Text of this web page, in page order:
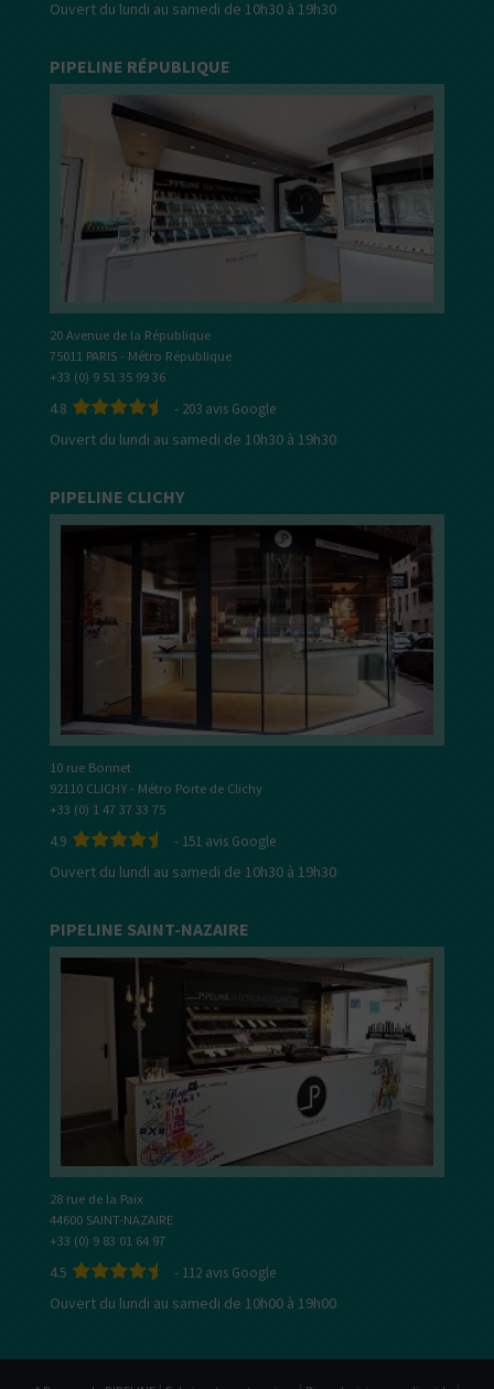
Ouvert du lundi au samedi de 10h30 à 19h30
PIPELINE RÉPUBLIQUE
20 Avenue de la République
75011 PARIS - Métro République
+33 (0) 9 51 35 99 36
4.8 - 203 avis Google
Ouvert du lundi au samedi de 10h30 à 19h30
PIPELINE CLICHY
10 rue Bonnet
92110 CLICHY - Métro Porte de Clichy
+33 (0) 1 47 37 33 75
4.9 - 151 avis Google
Ouvert du lundi au samedi de 10h30 à 19h30
PIPELINE SAINT-NAZAIRE
28 rue de la Paix
44600 SAINT-NAZAIRE
+33 (0) 9 83 01 64 97
4.5 - 112 avis Google
Ouvert du lundi au samedi de 10h00 à 19h00